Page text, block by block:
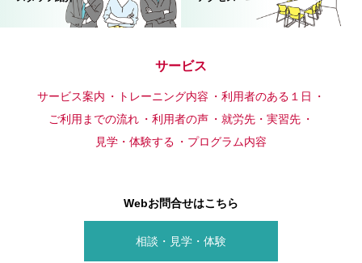
サービス
サービス案内 トレーニング内容
利用者のある１日
ご利用までの流れ
利用者の声
就労先・実習先
見学・体験する
プログラム内容
Webお問合せはこちら
相談・見学・体験